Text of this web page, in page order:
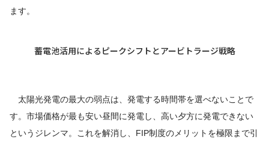
ます。
蓄電池活用によるピークシフトとアービトラージ戦略
太陽光発電の最大の弱点は、発電する時間帯を選べないことで
す。市場価格が最も安い昼間に発電し、高い夕方に発電できない
というジレンマ。これを解消し、FIP制度のメリットを極限まで引